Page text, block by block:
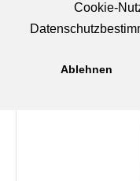
Cookie-
Ablehnen
PREISE